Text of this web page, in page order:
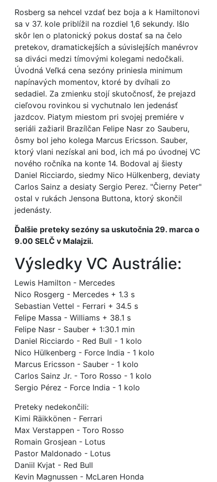
Rosberg sa nehcel vzdať bez boja a k Hamiltonovi
sa v 37. kole priblížil na rozdiel 1,6 sekundy. Išlo
skôr len o platonický pokus dostať sa na čelo
pretekov, dramatickejších a súvislejších manévrov
sa diváci medzi tímovými kolegami nedočkali.
Úvodná Veľká cena sezóny priniesla minimum
napínavých momentov, ktoré by dvíhali zo
sedadiel. Za zmienku stojí skutočnosť, že prejazd
cieľovou rovinkou si vychutnalo len jedenásť
jazdcov. Piatym miestom pri svojej premiére v
seriáli zažiaril Brazílčan Felipe Nasr zo Sauberu,
ôsmy bol jeho kolega Marcus Ericsson. Sauber,
ktorý vlani nezískal ani bod, ich má po úvodnej VC
nového ročníka na konte 14. Bodoval aj šiesty
Daniel Ricciardo, siedmy Nico Hülkenberg, deviaty
Carlos Sainz a desiaty Sergio Perez. "Čierny Peter"
ostal v rukách Jensona Buttona, ktorý skončil
jedenásty.
Ďalšie preteky sezóny sa uskutočnia 29. marca o
9.00 SELČ v Malajzii.
Výsledky VC Austrálie:
Lewis Hamilton - Mercedes
Nico Rosgerg - Mercedes + 1.3 s
Sebastian Vettel - Ferrari + 34.5 s
Felipe Massa - Williams + 38.1 s
Felipe Nasr - Sauber + 1:30.1 min
Daniel Ricciardo - Red Bull - 1 kolo
Nico Hülkenberg - Force India - 1 kolo
Marcus Ericsson - Sauber - 1 kolo
Carlos Sainz Jr. - Toro Rosso - 1 kolo
Sergio Pérez - Force India - 1 kolo
Preteky nedekončili:
Kimi Räikkönen - Ferrari
Max Verstappen - Toro Rosso
Romain Grosjean - Lotus
Pastor Maldonado - Lotus
Daniil Kvjat - Red Bull
Kevin Magnussen - McLaren Honda